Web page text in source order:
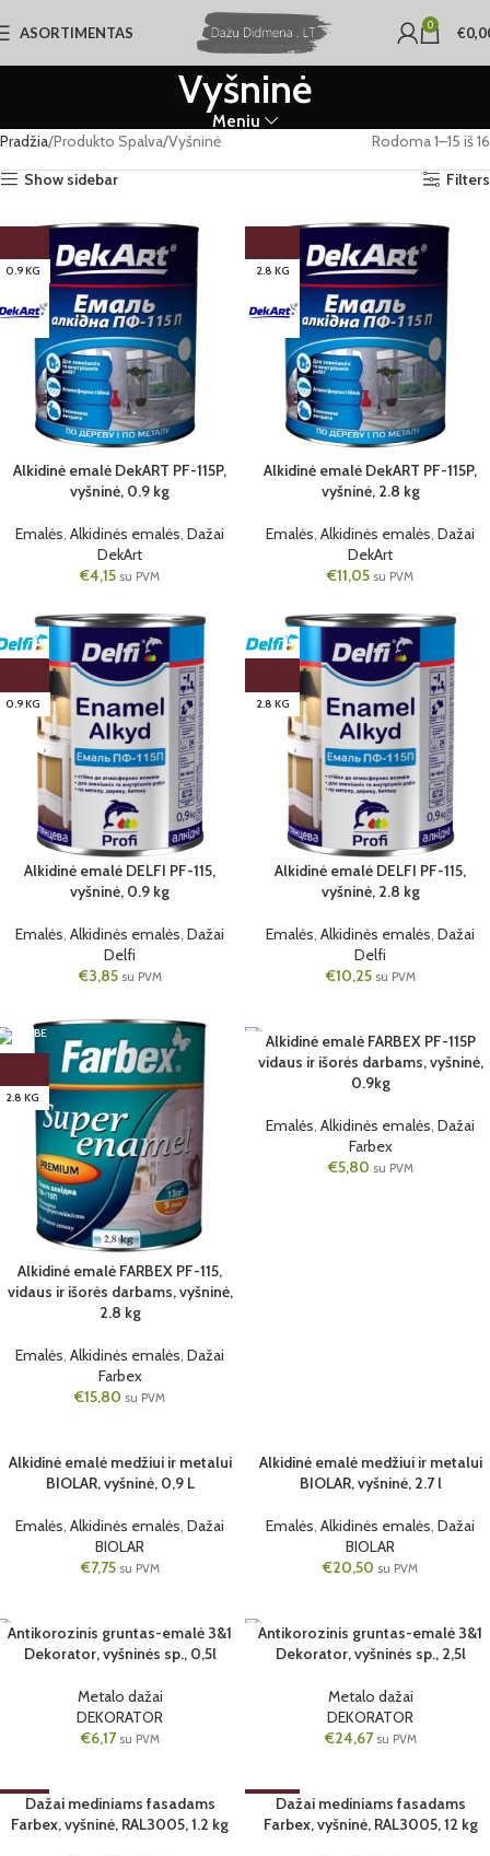
ASORTIMENTAS 0 €
Vyšninė
Meniu
Pradžia Produkto Spalva Vyšninė
Rodoma 1–15 iš 16
Show sidebar
Filters
0.9 KG
Alkidinė emalė DekART PF-115P,
vyšninė, 0.9 kg
Emalės, Alkidinės emalės, Dažai
DekArt
€4,15 su PVM
2.8 KG
Alkidinė emalė DekART PF-115P,
vyšninė, 2.8 kg
Emalės, Alkidinės emalės, Dažai
DekArt
€11,05 su PVM
0.9 KG
Alkidinė emalė DELFI PF-115,
vyšninė, 0.9 kg
Emalės, Alkidinės emalės, Dažai
Delfi
€3,85 su PVM
2.8 KG
Alkidinė emalė DELFI PF-115,
vyšninė, 2.8 kg
Emalės, Alkidinės emalės, Dažai
Delfi
€10,25 su PVM
2.8 KG
Alkidinė emalė FARBEX PF-115,
vidaus ir išorės darbams, vyšninė,
2.8 kg
Emalės, Alkidinės emalės, Dažai
Farbex
€15,80 su PVM
Alkidinė emalė FARBEX PF-115P
vidaus ir išorės darbams, vyšninė,
0.9kg
Emalės, Alkidinės emalės, Dažai
Farbex
€5,80 su PVM
SOLD OUT
0.9 L
Alkidinė emalė medžiui ir metalui
BIOLAR, vyšninė, 0,9 L
Emalės, Alkidinės emalės, Dažai
BIOLAR
€7,75 su PVM
Alkidinė emalė medžiui ir metalui
BIOLAR, vyšninė, 2.7 l
Emalės, Alkidinės emalės, Dažai
BIOLAR
€20,50 su PVM
6 VNT.
Antikorozinis gruntas-emalė 3&1
Dekorator, vyšninės sp., 0,5l
Metalo dažai
DEKORATOR
€6,17 su PVM
6 VNT.
Antikorozinis gruntas-emalė 3&1
Dekorator, vyšninės sp., 2,5l
Metalo dažai
DEKORATOR
€24,67 su PVM
6 VNT.
Dažai mediniams fasadams
Farbex, vyšninė, RAL3005, 1.2 kg
1 VNT.
Dažai mediniams fasadams
Farbex, vyšninė, RAL3005, 12 kg